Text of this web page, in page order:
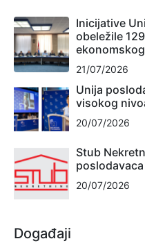
Inicijative
obeležile
21/07/2026
Unija
visokog
20/07/2026
Stub
20/07/2026
Događaji